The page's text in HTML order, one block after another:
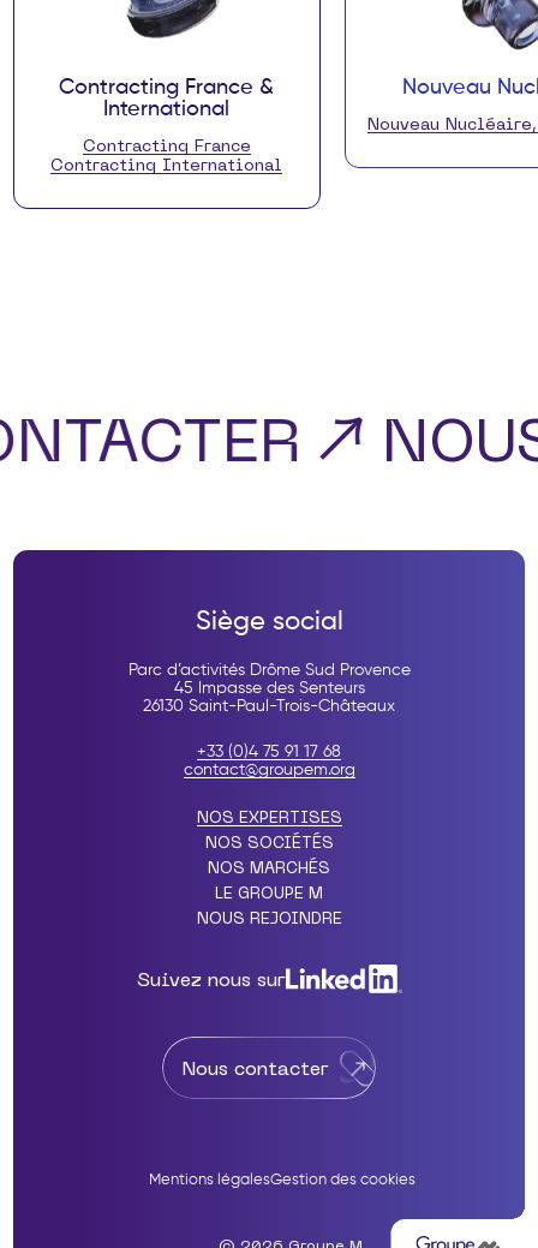
Contracting France &
International
Contracting France
Contracting International
Nouveau
Nouveau Nucléaire,
Siège social
Parc d’activités Drôme Sud Provence
45 Impasse des Senteurs
26130 Saint-Paul-Trois-Châteaux
+33 (0)4 75 91 17 68
contact@groupem.org
NOS EXPERTISES
NOS SOCIÉTÉS
NOS MARCHÉS
LE GROUPE M
NOUS REJOINDRE
Suivez nous sur
Nous contacter
Mentions légalesGestion des cookies